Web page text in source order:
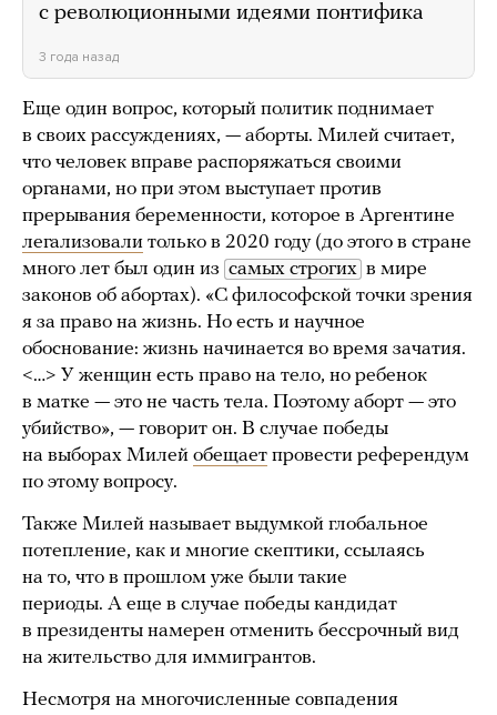
с революционными идеями понтифика
3 года назад
Еще один вопрос, который политик поднимает
в своих рассуждениях, — аборты. Милей считает,
что человек вправе распоряжаться своими
органами, но при этом выступает против
прерывания беременности, которое в Аргентине
легализовали только в 2020 году (до этого в стране
много лет был один из самых строгих в мире
законов об абортах). «С философской точки зрения
я за право на жизнь. Но есть и научное
обоснование: жизнь начинается во время зачатия.
<…> У женщин есть право на тело, но ребенок
в матке — это не часть тела. Поэтому аборт — это
убийство», — говорит он. В случае победы
на выборах Милей обещает провести референдум
по этому вопросу.
Также Милей называет выдумкой глобальное
потепление, как и многие скептики, ссылаясь
на то, что в прошлом уже были такие
периоды. А еще в случае победы кандидат
в президенты намерен отменить бессрочный вид
на жительство для иммигрантов.
Несмотря на многочисленные совпадения